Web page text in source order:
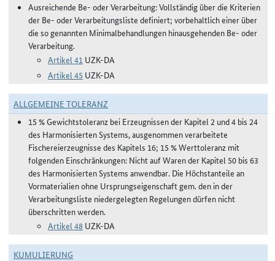
Ausreichende Be- oder Verarbeitung: Vollständig über die Kriterien
der Be- oder Verarbeitungsliste definiert; vorbehaltlich einer über
die so genannten Minimalbehandlungen hinausgehenden Be- oder
Verarbeitung.
Artikel 41 UZK-DA
Artikel 45 UZK-DA
ALLGEMEINE TOLERANZ
15 % Gewichtstoleranz bei Erzeugnissen der Kapitel 2 und 4 bis 24
des Harmonisierten Systems, ausgenommen verarbeitete
Fischereierzeugnisse des Kapitels 16; 15 % Werttoleranz mit
folgenden Einschränkungen: Nicht auf Waren der Kapitel 50 bis 63
des Harmonisierten Systems anwendbar. Die Höchstanteile an
Vormaterialien ohne Ursprungseigenschaft gem. den in der
Verarbeitungsliste niedergelegten Regelungen dürfen nicht
überschritten werden.
Artikel 48 UZK-DA
KUMULIERUNG